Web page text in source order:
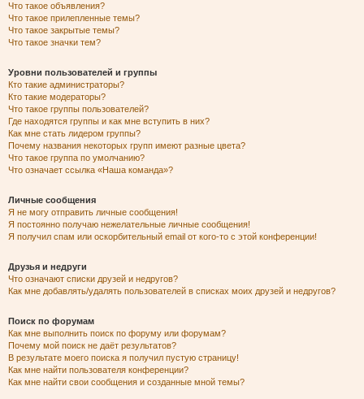
Что такое объявления?
Что такое прилепленные темы?
Что такое закрытые темы?
Что такое значки тем?
Уровни пользователей и группы
Кто такие администраторы?
Кто такие модераторы?
Что такое группы пользователей?
Где находятся группы и как мне вступить в них?
Как мне стать лидером группы?
Почему названия некоторых групп имеют разные цвета?
Что такое группа по умолчанию?
Что означает ссылка «Наша команда»?
Личные сообщения
Я не могу отправить личные сообщения!
Я постоянно получаю нежелательные личные сообщения!
Я получил спам или оскорбительный email от кого-то с этой конференции!
Друзья и недруги
Что означают списки друзей и недругов?
Как мне добавлять/удалять пользователей в списках моих друзей и недругов?
Поиск по форумам
Как мне выполнить поиск по форуму или форумам?
Почему мой поиск не даёт результатов?
В результате моего поиска я получил пустую страницу!
Как мне найти пользователя конференции?
Как мне найти свои сообщения и созданные мной темы?